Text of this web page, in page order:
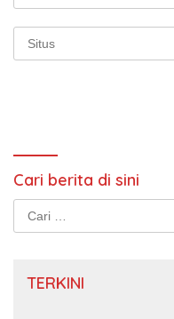
Cari berita di sini
Cari
untuk:
TERKINI